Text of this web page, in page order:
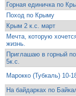
Горная единичка по
Поход по Крыму
Крым 2 к.с. март
Мечта, которую
жизнь.
Приглашаю в горный
5к.с.
Марокко (Тубкаль) 10-
На байдарках по